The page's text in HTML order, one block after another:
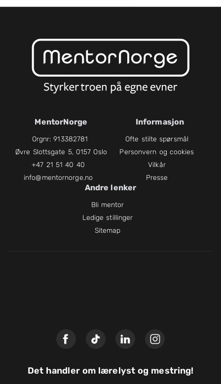
MentorNorge
Orgnr: 913382781
Øvre Slottsgate 5, 0157 Oslo
+47 21 51 40 40
info@mentornorge.no
Informasjon
Ofte stilte spørsmål
Personvern og cookies
Vilkår
Presse
Andre lenker
Bli mentor
Ledige stillinger
Sitemap
Det handler om lærelyst og mestring!